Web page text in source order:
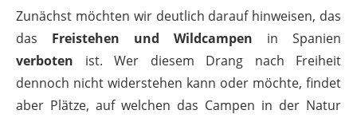
Zunächst möchten wir deutlich darauf hinweisen, das
das Freistehen und Wildcampen in Spanien
verboten ist. Wer diesem Drang nach Freiheit
dennoch nicht widerstehen kann oder möchte, findet
aber Plätze, auf welchen das Campen in der Natur